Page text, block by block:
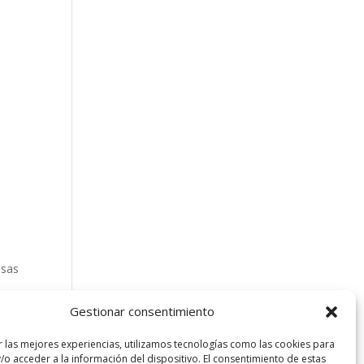
Gestionar consentimiento
las mejores experiencias, utilizamos tecnologías como las cookies para
o acceder a la información del dispositivo. El consentimiento de estas